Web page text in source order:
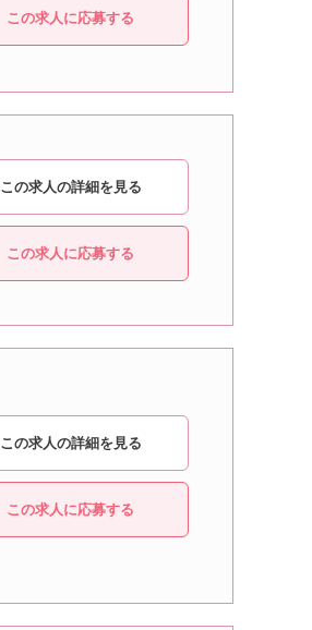
この求人に応募する
この求人の詳細を見る
この求人に応募する
この求人の詳細を見る
この求人に応募する